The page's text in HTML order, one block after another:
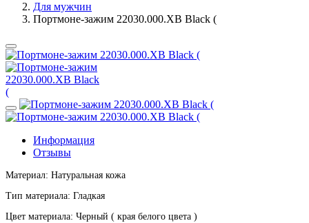
Для мужчин
Портмоне-зажим 22030.000.XB Black (
Информация
Отзывы
Материал: Натуральная кожа
Тип материала: Гладкая
Цвет материала: Черный ( края белого цвета )